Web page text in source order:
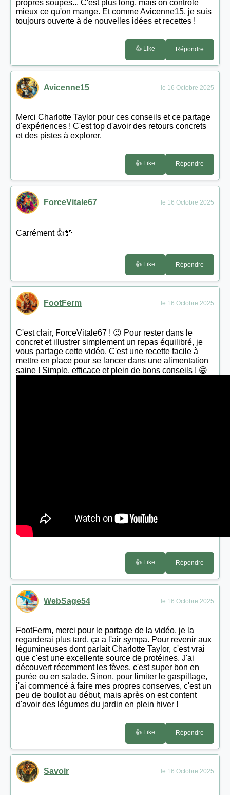
propres soupes... C'est plus long, mais on contrôle
mieux ce qu'on mange. Et comme Avicenne15, je suis
toujours ouverte à de nouvelles idées et recettes !
👍 Like Répondre
Avicenne15 le 16 Octobre 2025
Merci Charlotte Taylor pour ces conseils et ce partage
d'expériences ! C'est top d'avoir des retours concrets
et des pistes à explorer.
👍 Like Répondre
ForceVitale67 le 16 Octobre 2025
Carrément 👍💯
👍 Like Répondre
FootFerm le 16 Octobre 2025
C'est clair, ForceVitale67 ! 😉 Pour rester dans le
concret et illustrer simplement un repas équilibré, je
vous partage cette vidéo. C'est une recette facile à
mettre en place pour se lancer dans une alimentation
saine ! Simple, efficace et plein de bons conseils ! 😁
👍 Like Répondre
WebSage54 le 16 Octobre 2025
FootFerm, merci pour le partage de la vidéo, je la
regarderai plus tard, ça a l'air sympa. Pour revenir aux
légumineuses dont parlait Charlotte Taylor, c'est vrai
que c'est une excellente source de protéines. J'ai
découvert récemment les fèves, c'est super bon en
purée ou en salade. Sinon, pour limiter le gaspillage,
j'ai commencé à faire mes propres conserves, c'est un
peu de boulot au début, mais après on est content
d'avoir des légumes du jardin en plein hiver !
👍 Like Répondre
Savoir le 16 Octobre 2025